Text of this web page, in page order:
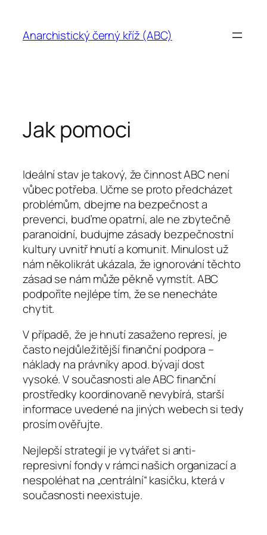
obsahAnarchistický černý kříž (ABC)
Jak pomoci
Ideální stav je takový, že činnost ABC není
vůbec potřeba. Učme se proto předcházet
problémům, dbejme na bezpečnost a
prevenci, buďme opatrní, ale ne zbytečně
paranoidní, budujme zásady bezpečnostní
kultury uvnitř hnutí a komunit. Minulost už
nám několikrát ukázala, že ignorování těchto
zásad se nám může pěkně vymstít. ABC
podpoříte nejlépe tím, že se nenecháte
chytit.
V případě, že je hnutí zasaženo represí, je
často nejdůležitější finanční podpora –
náklady na právníky apod. bývají dost
vysoké. V současnosti ale ABC finanční
prostředky koordinovaně nevybírá, starší
informace uvedené na jiných webech si tedy
prosím ověřujte.
Nejlepší strategií je vytvářet si anti-
represivní fondy v rámci našich organizací a
nespoléhat na „centrální“ kasičku, která v
současnosti neexistuje.